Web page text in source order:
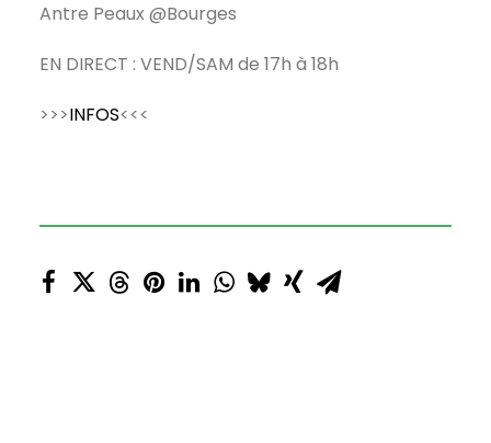
Antre Peaux @Bourges
EN DIRECT : VEND/SAM de 17h à 18h
>>>INFOS<<<